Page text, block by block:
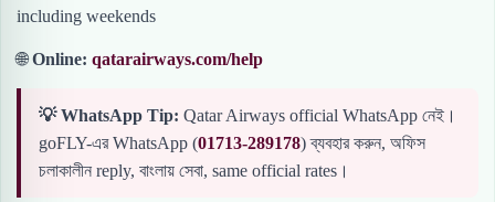
including weekends
🌐Online: qatarairways.com/help
💡 WhatsApp Tip: Qatar Airways official WhatsApp নেই।
goFLY-এর WhatsApp (01713-289178) ব্যবহার করুন, অফিস
চলাকালীন reply, বাংলায় সেবা, same official rates।